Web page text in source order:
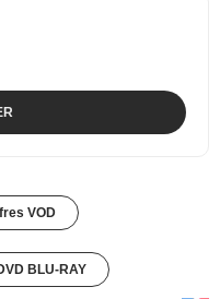
VOD
BLU-RAY